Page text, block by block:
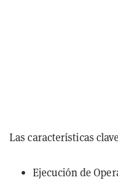
Las características
Ejecución de